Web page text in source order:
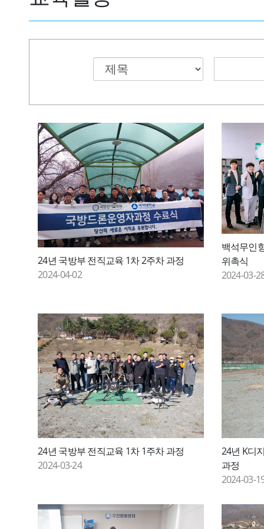
24년 국방부 전직교육 1차 2주차 과정
2024-04-02
백석무인
위촉식
2024-03-
24년 국방부 전직교육 1차 1주차 과정
2024-03-24
24년 K디
과정
2024-03-